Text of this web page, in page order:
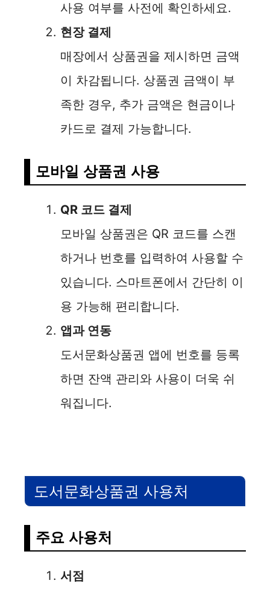
사용 여부를 사전에 확인하세요.
현장 결제
매장에서 상품권을 제시하면 금액
이 차감됩니다. 상품권 금액이 부
족한 경우, 추가 금액은 현금이나
카드로 결제 가능합니다.
모바일 상품권 사용
QR 코드 결제
모바일 상품권은 QR 코드를 스캔
하거나 번호를 입력하여 사용할 수
있습니다. 스마트폰에서 간단히 이
용 가능해 편리합니다.
앱과 연동
도서문화상품권 앱에 번호를 등록
하면 잔액 관리와 사용이 더욱 쉬
워집니다.
도서문화상품권 사용처
주요 사용처
서점